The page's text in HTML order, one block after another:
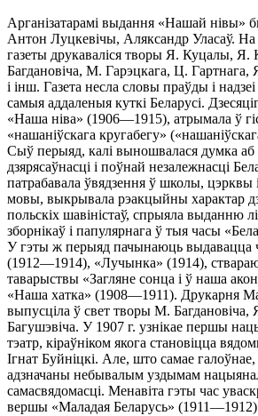
Арганізатарамі выдання «Нашай нівы»
Антон Луцкевічы, Аляксандр Уласаў. На
газеты друкаваліся творы Я. Куцалы,
Багдановіча, М. Гарэцкага, Ц. Гартнага,
і інш. Газета несла словы праўды і
самыя аддаленыя куткі Беларусі.
«Наша ніва» (1906—1915), атрымала ў
«нашаніўскага кругабегу»
Сыў перыяд, калі выношвалася думка аб
дзярясаўнасці і поўнай незалежнасці
патрабавала ўвядзення ў школы, цэрквы
мовы, выкрывала рэакцыйны характар
польскіх шавіністаў, спрыяла выданню
зборнікаў і папулярнага ў тыя часы
У гэты ж перыяд пачынаюць выдавацца
(1912—1914), «Лучынка» (1914),
таварыствы «Загляне сонца і ў наша
«Наша хатка» (1908—1911). Друкарня
выпусціла ў свет творы М. Багдановіча,
Багушэвіча. У 1907 г. узнікае першы
тэатр, кіраўніком якога становіцца
Ігнат Буйніцкі. Але, што самае
адзначаны небывалым уздымам
самасвядомасці. Менавіта гэты час
вершы «Маладая Беларусь»